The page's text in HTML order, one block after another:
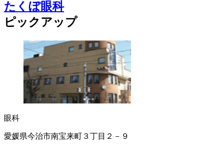
たくぼ眼科
ピックアップ
眼科
愛媛県今治市南宝来町３丁目２－９